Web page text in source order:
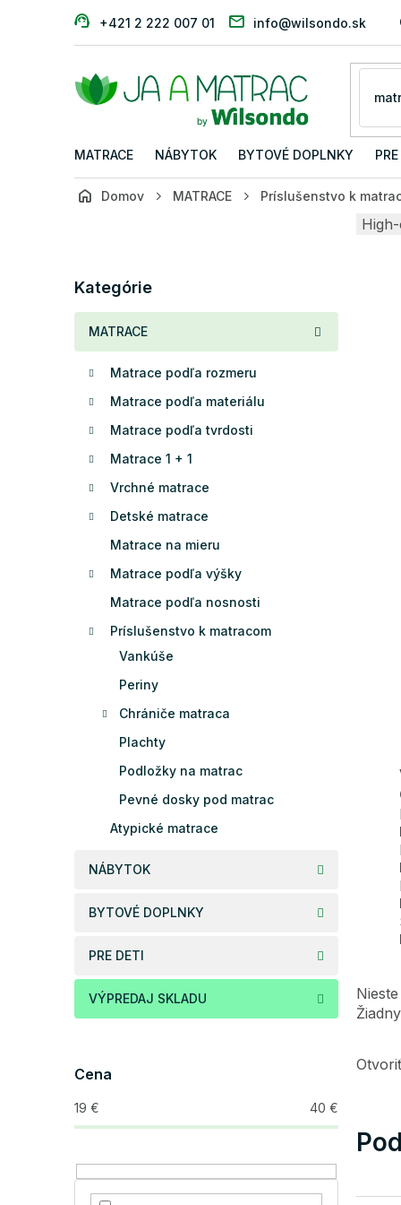
+421 2 222 007 01 info@wilsondo.sk
MATRACE NÁBYTOK BYTOVÉ DOPLNKY
Domov MATRACE Príslušenstvo k
n
kategórie
Kategórie
MATRACE
Matrace podľa rozmeru
Matrace podľa materiálu
Matrace podľa tvrdosti
Matrace 1 + 1
Vrchné matrace
Detské matrace
Matrace na mieru
Matrace podľa výšky
Matrace podľa nosnosti
Príslušenstvo k matracom
Vankúše
Periny
Chrániče matraca
Plachty
Podložky na matrac
Pevné dosky pod matrac
Atypické matrace
NÁBYTOK
BYTOVÉ DOPLNKY
PRE DETI
VÝPREDAJ SKLADU
Cena
19 € 40 €